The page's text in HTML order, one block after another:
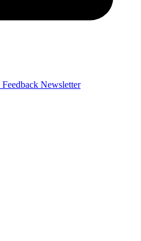
Feedback Newsletter